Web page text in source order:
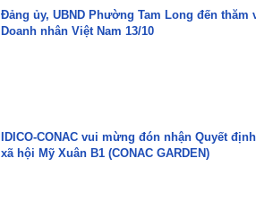
Đảng ủy, UBND Phường Tam Long đến thăm
Doanh nhân Việt Nam 13/10
IDICO-CONAC vui mừng đón nhận Quyết
xã hội Mỹ Xuân B1 (CONAC GARDEN)